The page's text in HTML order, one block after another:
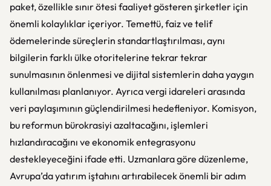
paket, özellikle sınır ötesi faaliyet gösteren şirketler için
önemli kolaylıklar içeriyor. Temettü, faiz ve telif
ödemelerinde süreçlerin standartlaştırılması, aynı
bilgilerin farklı ülke otoritelerine tekrar tekrar
sunulmasının önlenmesi ve dijital sistemlerin daha yaygın
kullanılması planlanıyor. Ayrıca vergi idareleri arasında
veri paylaşımının güçlendirilmesi hedefleniyor. Komisyon,
bu reformun bürokrasiyi azaltacağını, işlemleri
hızlandıracağını ve ekonomik entegrasyonu
destekleyeceğini ifade etti. Uzmanlara göre düzenleme,
Avrupa’da yatırım iştahını artırabilecek önemli bir adım